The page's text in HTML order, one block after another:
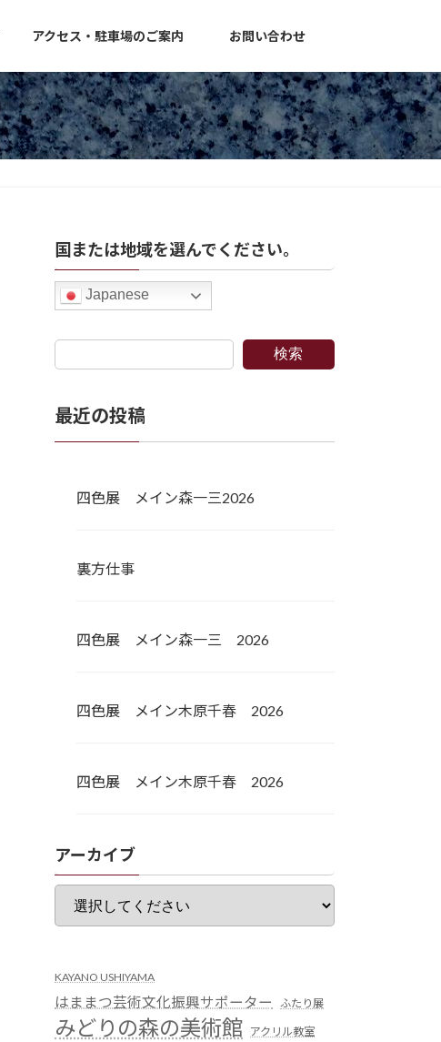
アクセス・駐車場のご案内 お問い合わせ
国または地域を選んでください。
Japanese
検索
最近の投稿
四色展 メイン森一三2026
裏方仕事
四色展 メイン森一三 2026
四色展 メイン木原千春 2026
四色展 メイン木原千春 2026
アーカイブ
KAYANO USHIYAMA
はままつ芸術文化振興サポーター ふたり展
みどりの森の美術館 アクリル教室